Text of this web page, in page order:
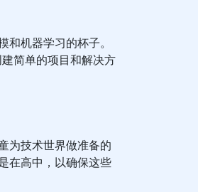
机器学习的杯子。
简单的项目和解决方
为技术世界做准备的
在高中，以确保这些